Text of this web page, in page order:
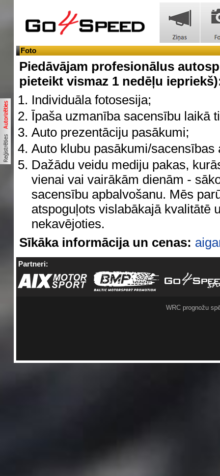
Foto
Piedāvājam profesionālus
pieteikt vismaz 1 nedēļu
Individuāla fotosesija;
Īpaša uzmanība sacensību laikā
Auto prezentāciju pasākumi;
Auto klubu pasākumi/
Dažādu veidu mediju pakas,
vienai vai vairākām dienām -
sacensību apbalvošanu. Mēs
atspoguļots vislabākajā kvalitātē
nekavējoties.
Sīkāka informācija un cenas:
Partneri:
WRC prognožu